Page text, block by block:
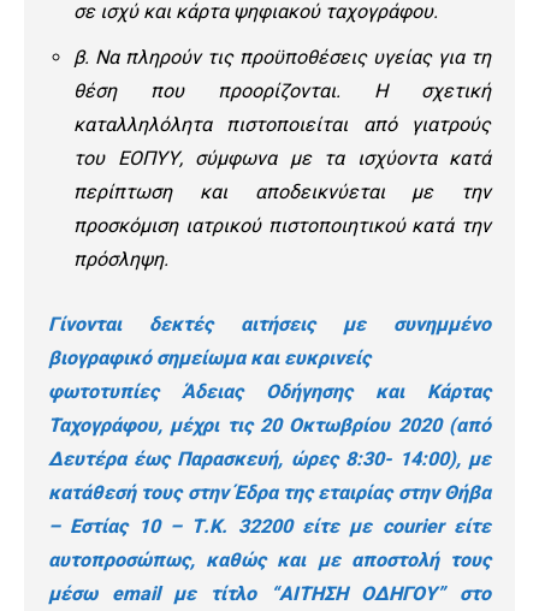
σε ισχύ και κάρτα ψηφιακού ταχογράφου.
β. Να πληρούν τις προϋποθέσεις υγείας για τη
θέση που προορίζονται. Η σχετική
καταλληλόλητα πιστοποιείται από γιατρούς
του ΕΟΠΥΥ, σύμφωνα με τα ισχύοντα κατά
περίπτωση και αποδεικνύεται με την
προσκόμιση ιατρικού πιστοποιητικού κατά την
πρόσληψη.
Γίνονται δεκτές αιτήσεις με συνημμένο
βιογραφικό σημείωμα και ευκρινείς
φωτοτυπίες Άδειας Οδήγησης και Κάρτας
Ταχογράφου, μέχρι τις 20 Οκτωβρίου 2020 (από
Δευτέρα έως Παρασκευή, ώρες 8:30- 14:00), με
κατάθεσή τους στην Έδρα της εταιρίας στην Θήβα
– Εστίας 10 – Τ.Κ. 32200 είτε με courier είτε
αυτοπροσώπως, καθώς και με αποστολή τους
μέσω email με τίτλο “ΑΙΤΗΣΗ ΟΔΗΓΟΥ” στο